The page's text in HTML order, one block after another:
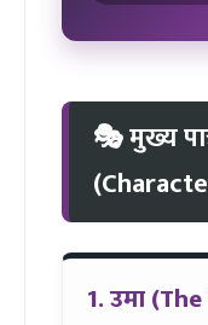
🎭 मुख्य
1. उमा